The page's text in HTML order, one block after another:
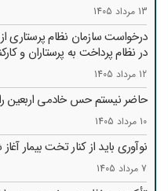
13 مرداد 1405
درخواست سازمان نظام پرستاری
در نظام پرداخت به پرستاران و
12 مرداد 1405
حاضر نیستم حس خادمی اربعین
10 مرداد 1405
نوآوری باید از کنار تخت بیمار
7 مرداد 1405